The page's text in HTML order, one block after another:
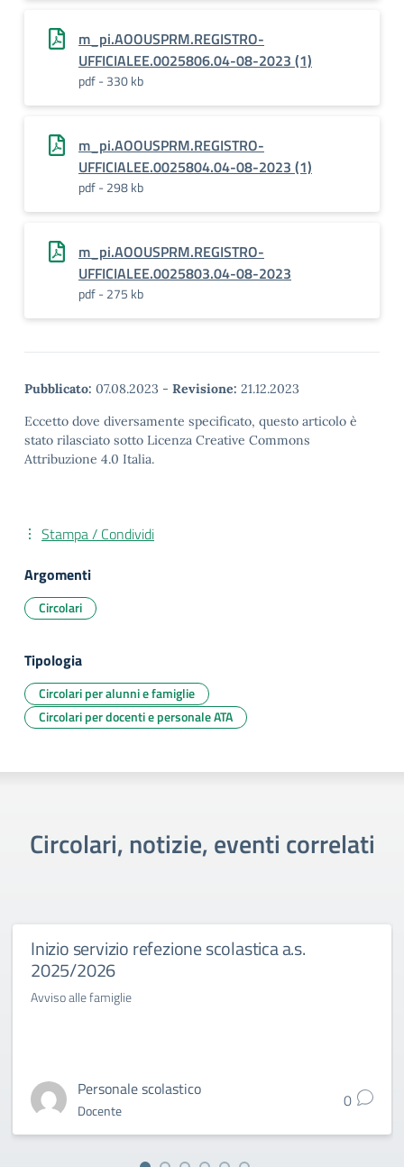
m_pi.AOOUSPRM.REGISTRO-
UFFICIALEE.0025806.04-08-2023 (1)
pdf - 330 kb
m_pi.AOOUSPRM.REGISTRO-
UFFICIALEE.0025804.04-08-2023 (1)
pdf - 298 kb
m_pi.AOOUSPRM.REGISTRO-
UFFICIALEE.0025803.04-08-2023
pdf - 275 kb
Pubblicato: 07.08.2023 - Revisione: 21.12.2023
Eccetto dove diversamente specificato, questo articolo è
stato rilasciato sotto Licenza Creative Commons
Attribuzione 4.0 Italia.
Stampa / Condividi
Argomenti
Circolari
Tipologia
Circolari per alunni e famiglie
Circolari per docenti e personale ATA
Circolari, notizie, eventi correlati
Inizio servizio refezione scolastica a.s.
2025/2026
Avviso alle famiglie
Personale scolastico
Docente 0